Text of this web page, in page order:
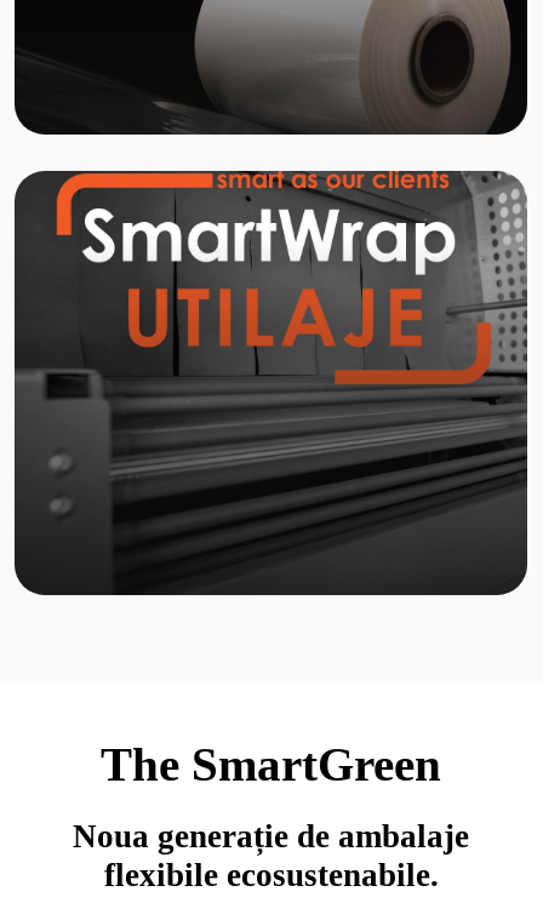
Learn
more
The SmartGreen
Noua generație de ambalaje
flexibile ecosustenabile.